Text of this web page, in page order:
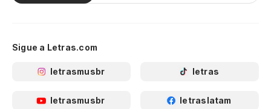
Sigue a Letras.com
letrasmusbr letras
letrasmusbr letraslatam